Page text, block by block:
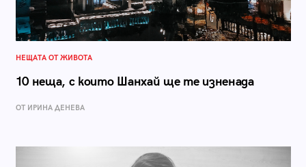
НЕЩАТА ОТ ЖИВОТА
10 неща, с които Шанхай ще те изненада
ОТ ИРИНА ДЕНЕВА